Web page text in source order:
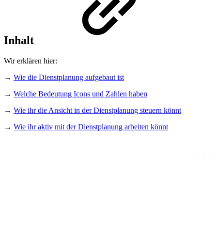
Inhalt
Wir erklären hier:
→ Wie die Dienstplanung aufgebaut ist
→ Welche Bedeutung Icons und Zahlen haben
→ Wie ihr die Ansicht in der Dienstplanung steuern könnt
→ Wie ihr aktiv mit der Dienstplanung arbeiten könnt